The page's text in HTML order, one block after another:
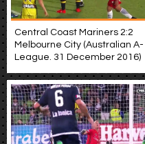
Central Coast Mariners 2:2
Melbourne City (Australian A-
League. 31 December 2016)